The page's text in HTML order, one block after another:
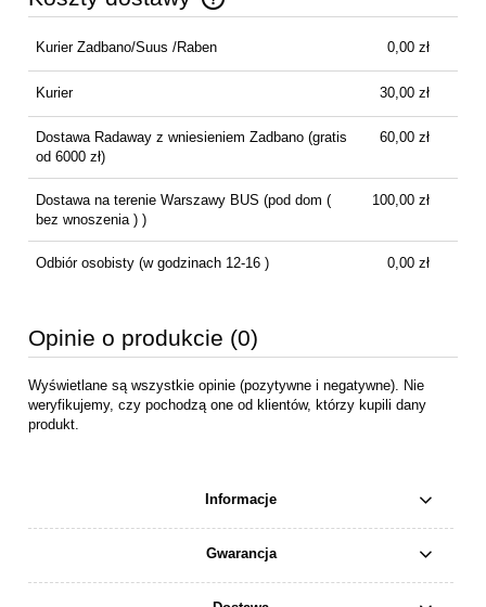
Cena nie zawiera ewentualnych kosztów płatności
Kurier Zadbano/Suus /Raben 0,00 zł
Kurier 30,00 zł
Dostawa Radaway z wniesieniem Zadbano(gratis
od 6000 zł)
60,00 zł
Dostawa na terenie Warszawy BUS (pod dom (
bez wnoszenia ) )
100,00 zł
Odbiór osobisty(w godzinach 12-16 ) 0,00 zł
Opinie o produkcie (0)
Wyświetlane są wszystkie opinie (pozytywne i negatywne). Nie
weryfikujemy, czy pochodzą one od klientów, którzy kupili dany
produkt.
Informacje
Gwarancja